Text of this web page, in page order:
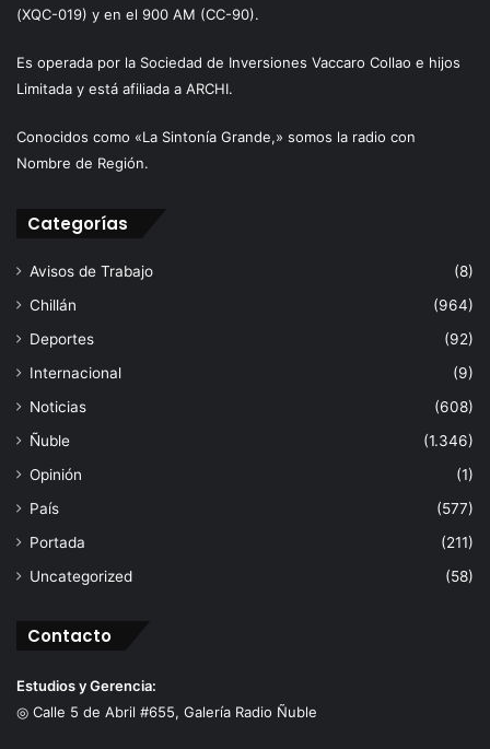
(XQC-019) y en el 900 AM (CC-90).
Es operada por la Sociedad de Inversiones Vaccaro Collao e hijos
Limitada y está afiliada a ARCHI.
Conocidos como «La Sintonía Grande,» somos la radio con
Nombre de Región.
Categorías
Avisos de Trabajo
(8)
Chillán
(964)
Deportes
(92)
Internacional
(9)
Noticias
(608)
Ñuble
(1.346)
Opinión
(1)
País
(577)
Portada
(211)
Uncategorized
(58)
Contacto
Estudios y Gerencia:
◎ Calle 5 de Abril #655, Galería Radio Ñuble